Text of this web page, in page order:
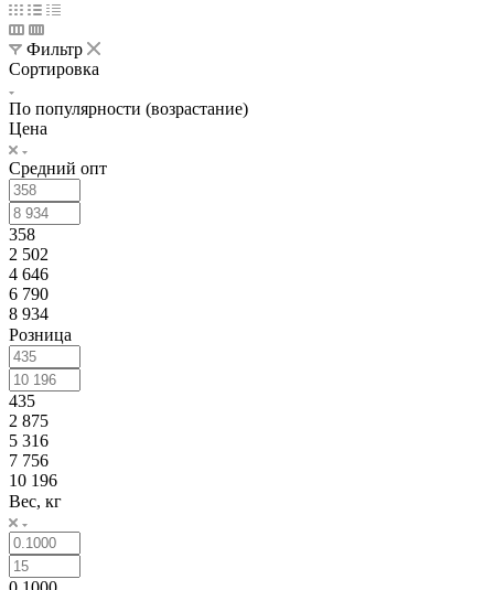
Фильтр
Сортировка
По популярности (возрастание)
Цена
Средний опт
358
2 502
4 646
6 790
8 934
Розница
435
2 875
5 316
7 756
10 196
Вес, кг